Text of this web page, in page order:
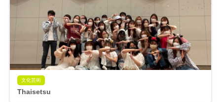
文化芸術
Thaisetsu